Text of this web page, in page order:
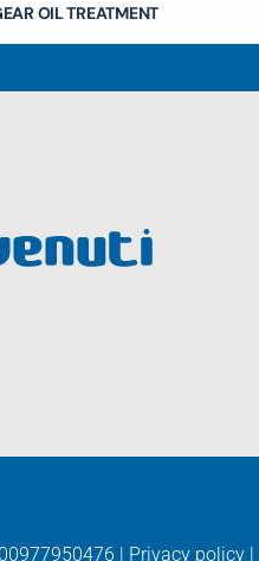
OIL TREATMENT
00977950476 | Privacy policy |